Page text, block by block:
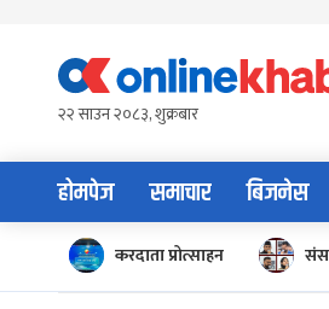
content२२ साउन २०८३, शुक्रबार
होमपेज समाचार बिजनेस
करदाता प्रोत्साहन